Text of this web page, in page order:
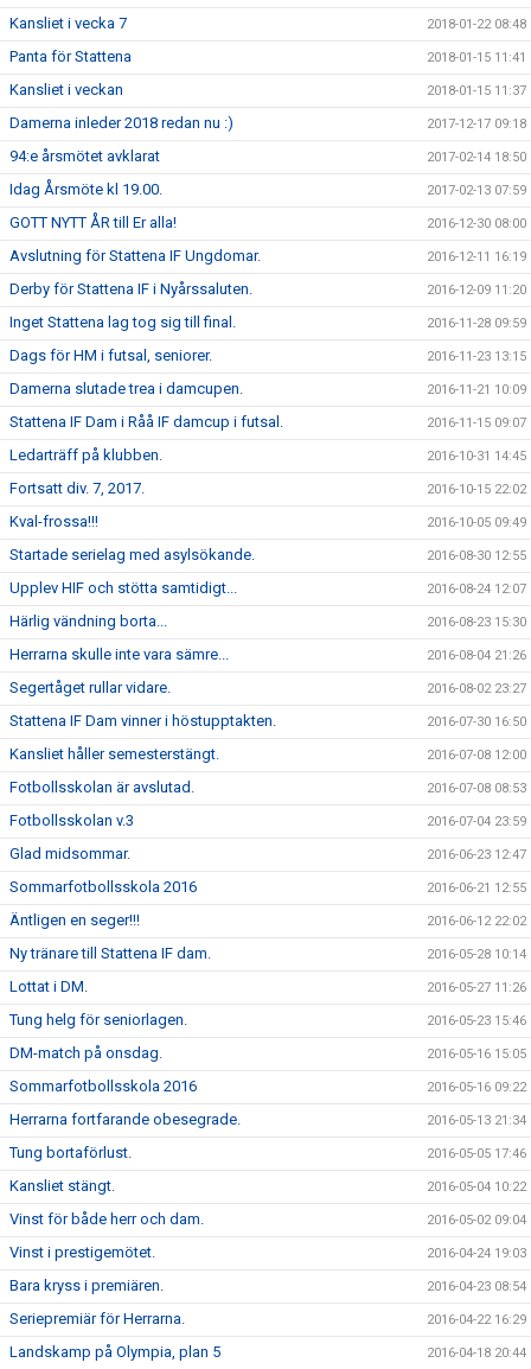
Kansliet i vecka 7 2018-01-22 08:48
Panta för Stattena 2018-01-15 11:41
Kansliet i veckan 2018-01-15 11:37
Damerna inleder 2018 redan nu :) 2017-12-17 09:18
94:e årsmötet avklarat 2017-02-14 18:50
Idag Årsmöte kl 19.00. 2017-02-13 07:59
GOTT NYTT ÅR till Er alla! 2016-12-30 08:00
Avslutning för Stattena IF Ungdomar. 2016-12-11 16:19
Derby för Stattena IF i Nyårssaluten. 2016-12-09 11:20
Inget Stattena lag tog sig till final. 2016-11-28 09:59
Dags för HM i futsal, seniorer. 2016-11-23 13:15
Damerna slutade trea i damcupen. 2016-11-21 10:09
Stattena IF Dam i Råå IF damcup i futsal. 2016-11-15 09:07
Ledarträff på klubben. 2016-10-31 14:45
Fortsatt div. 7, 2017. 2016-10-15 22:02
Kval-frossa!!! 2016-10-05 09:49
Startade serielag med asylsökande. 2016-08-30 12:55
Upplev HIF och stötta samtidigt... 2016-08-24 12:07
Härlig vändning borta... 2016-08-23 15:30
Herrarna skulle inte vara sämre... 2016-08-04 21:26
Segertåget rullar vidare. 2016-08-02 23:27
Stattena IF Dam vinner i höstupptakten. 2016-07-30 16:50
Kansliet håller semesterstängt. 2016-07-08 12:00
Fotbollsskolan är avslutad. 2016-07-08 08:53
Fotbollsskolan v.3 2016-07-04 23:59
Glad midsommar. 2016-06-23 12:47
Sommarfotbollsskola 2016 2016-06-21 12:55
Äntligen en seger!!! 2016-06-12 22:02
Ny tränare till Stattena IF dam. 2016-05-28 10:14
Lottat i DM. 2016-05-27 11:26
Tung helg för seniorlagen. 2016-05-23 15:46
DM-match på onsdag. 2016-05-16 15:05
Sommarfotbollsskola 2016 2016-05-16 09:22
Herrarna fortfarande obesegrade. 2016-05-13 21:34
Tung bortaförlust. 2016-05-05 17:46
Kansliet stängt. 2016-05-04 10:22
Vinst för både herr och dam. 2016-05-02 09:04
Vinst i prestigemötet. 2016-04-24 19:03
Bara kryss i premiären. 2016-04-23 08:54
Seriepremiär för Herrarna. 2016-04-22 16:29
Landskamp på Olympia, plan 5 2016-04-18 20:44